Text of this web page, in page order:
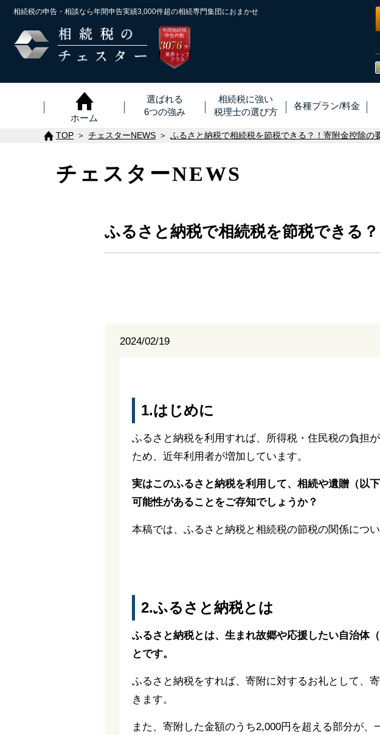
相続税の申告・相談なら年間申告実績3,000件超の相続専門集団におまかせ
年間相続税
申告件数
3076 ※
件
業界トップ
クラス
ホーム
選ばれる
6つの強み
相続税に強い
税理士の選び方
各種プラン/料金
TOP チェスターNEWS ふるさと納税で相続税を節税できる？！寄附金控除の
チェスターNEWS
ふるさと納税で相続税を節税できる
2024/02/19
1.はじめに
ふるさと納税を利用すれば、所得税・住民税の負担
ため、近年利用者が増加しています。
実はこのふるさと納税を利用して、相続や遺贈（以
可能性があることをご存知でしょうか？
本稿では、ふるさと納税と相続税の節税の関係につい
2.ふるさと納税とは
ふるさと納税とは、生まれ故郷や応援したい自治体
とです。
ふるさと納税をすれば、寄附に対するお礼として、
きます。
また、寄附した金額のうち2,000円を超える部分が